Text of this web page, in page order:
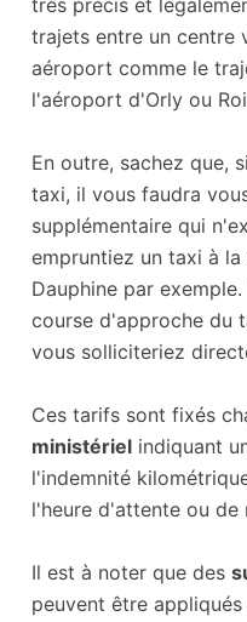
très précis et
trajets entre un centre
aéroport comme le
l'aéroport d'Orly ou
En outre, sachez que,
taxi, il vous faudra
supplémentaire qui
empruntiez un taxi à
Dauphine par
course d'approche du
vous solliciteriez
Ces tarifs sont fixés
ministériel indiquant
l'indemnité
l'heure d'attente ou de
Il est à noter que des
peuvent être